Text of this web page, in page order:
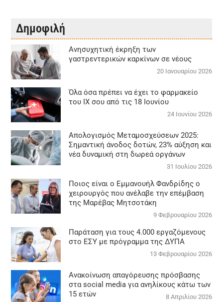
Δημοφιλή
Aνησυχητική έκρηξη των
γαστρεντερικών καρκίνων σε νέους
20 Ιανουαρίου 2026
Όλα όσα πρέπει να έχει το φαρμακείο
του ΙΧ σου από τις 18 Ιουνίου
24 Ιουνίου 2026
Απολογισμός Μεταμοσχεύσεων 2025:
Σημαντική άνοδος δοτών, 23% αύξηση και
νέα δυναμική στη δωρεά οργάνων
31 Ιουλίου 2026
Ποιος είναι ο Εμμανουήλ Φανδρίδης ο
χειρουργός που ανέλαβε την επέμβαση
της Μαρέβας Μητσοτάκη
9 Φεβρουαρίου 2026
Παράταση για τους 4.000 εργαζόμενους
στο ΕΣΥ με πρόγραμμα της ΔΥΠΑ
13 Φεβρουαρίου 2026
Ανακοίνωση απαγόρευσης πρόσβασης
στα social media για ανηλίκους κάτω των
15 ετών
8 Απριλίου 2026